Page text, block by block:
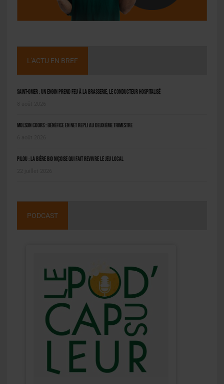
L'ACTU EN BREF
Saint-Omer : un engin prend feu à la brasserie, le conducteur hospitalisé
Molson Coors : bénéfice en net repli au deuxième trimestre
Pilou : la bière bio niçoise qui fait revivre le jeu local
PODCAST